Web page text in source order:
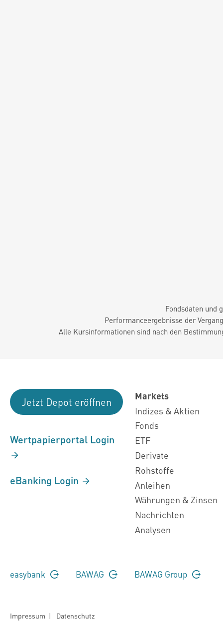
Fondsdaten und
Performanceergebnisse der
Alle Kursinformationen sind nach den
Jetzt Depot eröffnen
Wertpapierportal Login
eBanking Login
Markets
Indizes & Aktien
Fonds
ETF
Derivate
Rohstoffe
Anleihen
Währungen & Zinsen
Nachrichten
Analysen
easybank BAWAG BAWAG Group
Impressum | Datenschutz